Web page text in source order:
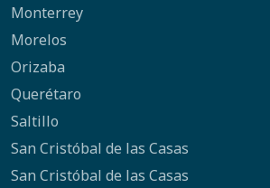
Monterrey
Morelos
Orizaba
Querétaro
Saltillo
San Cristóbal de las Casas
San Cristóbal de las Casas